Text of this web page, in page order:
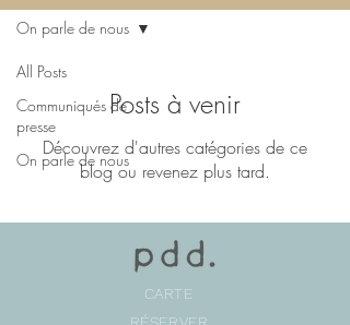
All Posts
Communiqués de
presse
On parle de nous
On parle de nous
Posts à venir
Découvrez d'autres catégories de ce
blog ou revenez plus tard.
CARTE